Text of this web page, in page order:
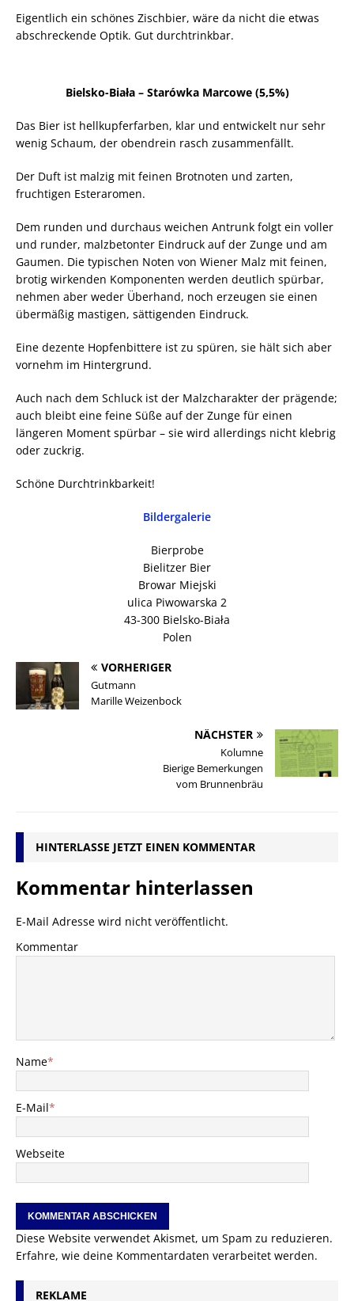
Eigentlich ein schönes Zischbier, wäre da nicht die etwas
abschreckende Optik. Gut durchtrinkbar.
Bielsko-Biała – Starówka Marcowe (5,5%)
Das Bier ist hellkupferfarben, klar und entwickelt nur sehr
wenig Schaum, der obendrein rasch zusammenfällt.
Der Duft ist malzig mit feinen Brotnoten und zarten,
fruchtigen Esteraromen.
Dem runden und durchaus weichen Antrunk folgt ein voller
und runder, malzbetonter Eindruck auf der Zunge und am
Gaumen. Die typischen Noten von Wiener Malz mit feinen,
brotig wirkenden Komponenten werden deutlich spürbar,
nehmen aber weder Überhand, noch erzeugen sie einen
übermäßig mastigen, sättigenden Eindruck.
Eine dezente Hopfenbittere ist zu spüren, sie hält sich aber
vornehm im Hintergrund.
Auch nach dem Schluck ist der Malzcharakter der prägende;
auch bleibt eine feine Süße auf der Zunge für einen
längeren Moment spürbar – sie wird allerdings nicht klebrig
oder zuckrig.
Schöne Durchtrinkbarkeit!
Bildergalerie
Bierprobe
Bielitzer Bier
Browar Miejski
ulica Piwowarska 2
43-300 Bielsko-Biała
Polen
VORHERIGER
Gutmann
Marille Weizenbock
NÄCHSTER
Kolumne
Bierige Bemerkungen
vom Brunnenbräu
HINTERLASSE JETZT EINEN KOMMENTAR
Kommentar hinterlassen
E-Mail Adresse wird nicht veröffentlicht.
Kommentar
Name*
E-Mail*
Webseite
Diese Website verwendet Akismet, um Spam zu reduzieren.
Erfahre, wie deine Kommentardaten verarbeitet werden.
REKLAME